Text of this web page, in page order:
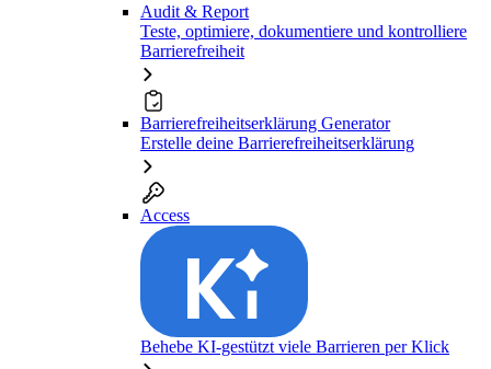
Audit & Report
Teste, optimiere, dokumentiere und kontrolliere
Barrierefreiheit
Barrierefreiheitserklärung Generator
Erstelle deine Barrierefreiheitserklärung
Access
Behebe KI-gestützt viele Barrieren per Klick